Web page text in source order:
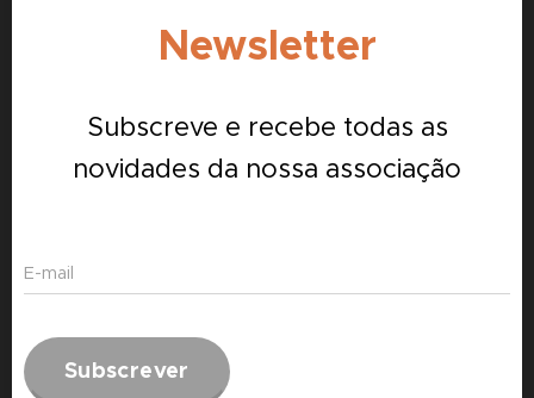
Newsletter
Subscreve e recebe todas as
novidades da nossa associação
E-mail
Subscrever